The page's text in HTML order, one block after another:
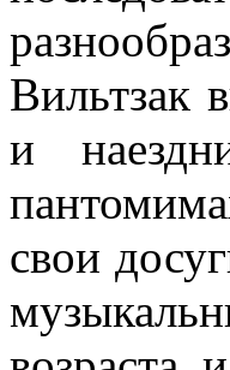
Вильтзак
и
свои